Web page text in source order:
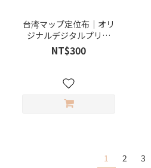
台湾マップ定位布｜オリ
ジナルデジタルプリン
ト・コットンオックスフ
ォード生地
NT$300
1 2 3